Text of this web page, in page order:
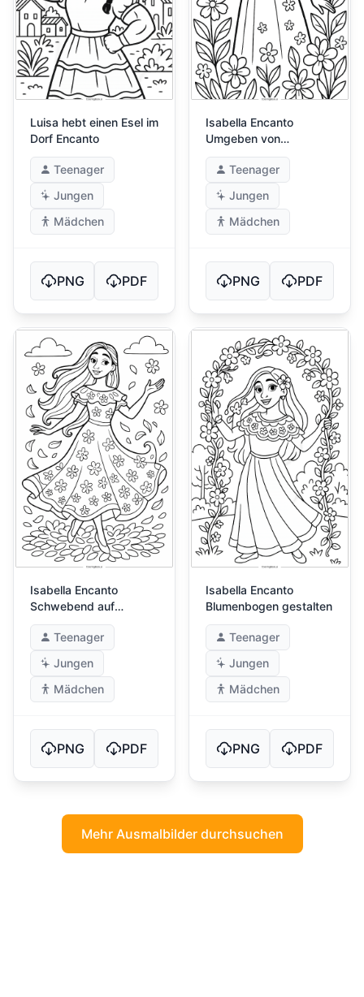
Luisa hebt einen Esel im
Dorf Encanto
Teenager
Jungen
Mädchen
PNG PDF
Isabella Encanto
Umgeben von
Blühenden Blumen
Teenager
Jungen
Mädchen
PNG PDF
Isabella Encanto
Schwebend auf
Blütenblättern
Teenager
Jungen
Mädchen
PNG PDF
Isabella Encanto
Blumenbogen gestalten
Teenager
Jungen
Mädchen
PNG PDF
Mehr Ausmalbilder durchsuchen